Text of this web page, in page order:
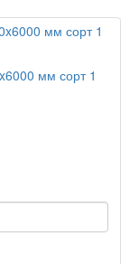
мм сорт 1